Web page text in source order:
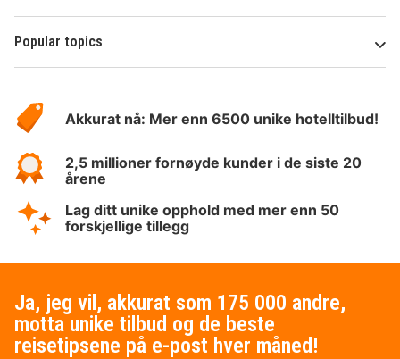
Popular topics
Hotelspecials
Akkurat nå: Mer enn 6500 unike hotelltilbud!
2,5 millioner fornøyde kunder i de siste 20
årene
Lag ditt unike opphold med mer enn 50
forskjellige tillegg
Ja, jeg vil, akkurat som 175 000 andre,
motta unike tilbud og de beste
reisetipsene på e-post hver måned!